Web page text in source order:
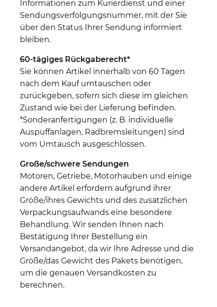
Informationen zum Kurierdienst und einer
Sendungsverfolgungsnummer, mit der Sie
über den Status Ihrer Sendung informiert
bleiben.
60-tägiges Rückgaberecht*
Sie können Artikel innerhalb von 60 Tagen
nach dem Kauf umtauschen oder
zurückgeben, sofern sich diese im gleichen
Zustand wie bei der Lieferung befinden.
*Sonderanfertigungen (z. B. individuelle
Auspuffanlagen, Radbremsleitungen) sind
vom Umtausch ausgeschlossen.
Große/schwere Sendungen
Motoren, Getriebe, Motorhauben und einige
andere Artikel erfordern aufgrund ihrer
Größe/ihres Gewichts und des zusätzlichen
Verpackungsaufwands eine besondere
Behandlung. Wir senden Ihnen nach
Bestätigung Ihrer Bestellung ein
Versandangebot, da wir Ihre Adresse und die
Größe/das Gewicht des Pakets benötigen,
um die genauen Versandkosten zu
berechnen.